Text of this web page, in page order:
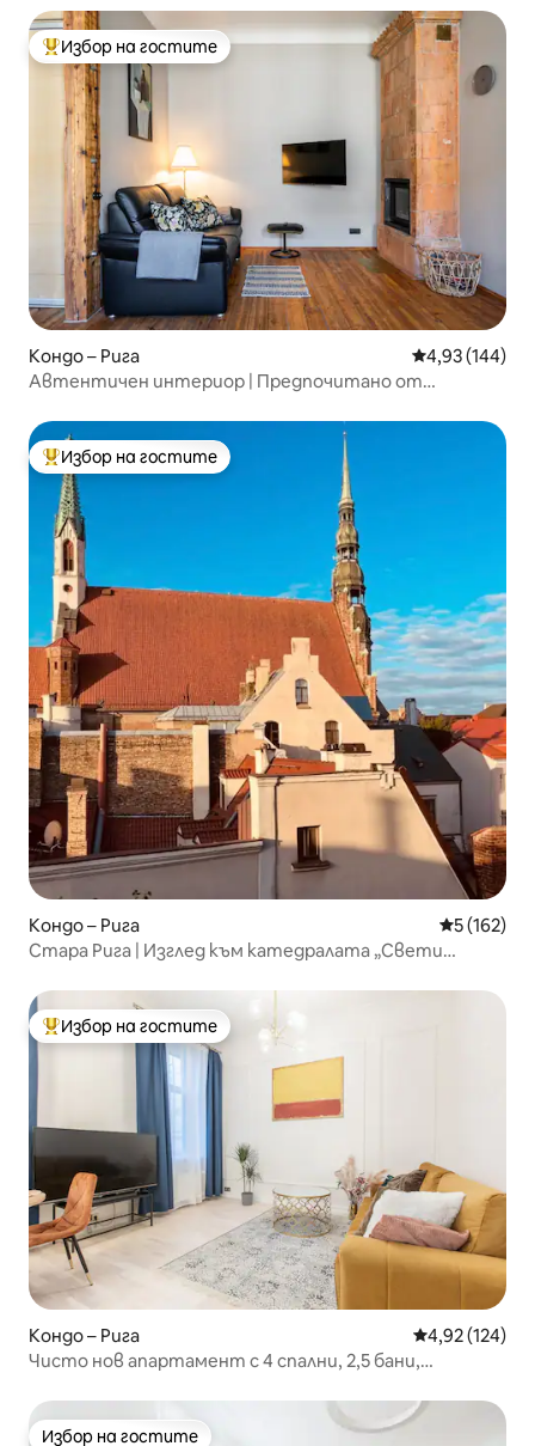
Най-популярен избор на гостите
Избор на гостите
Кондо – Рига Средна
4,93 (144)
Автентичен интериор | Предпочитано от
Най-популярен избор на гостите
Избор на гостите
Кондо – Рига Средна
5 (162)
Стара Рига | Изглед към катедралата „Свети
Най-популярен избор на гостите
Избор на гостите
Кондо – Рига Средна
4,92 (124)
Чисто нов апартамент с 4 спални, 2,5 бани,
Избор на гостите